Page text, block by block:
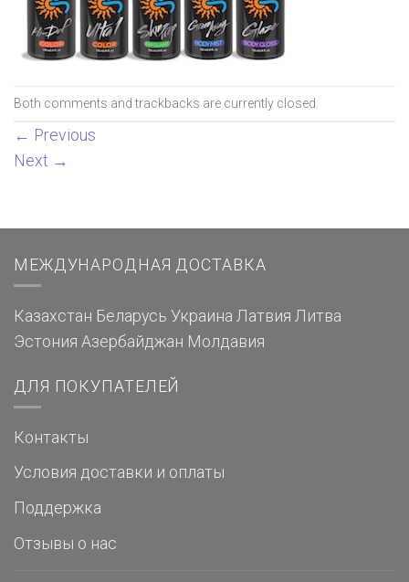
Both comments and trackbacks are currently closed.
← Previous
Next →
МЕЖДУНАРОДНАЯ ДОСТАВКА
Казахстан Беларусь Украина Латвия Литва
Эстония Азербайджан Молдавия
ДЛЯ ПОКУПАТЕЛЕЙ
Контакты
Условия доставки и оплаты
Поддержка
Отзывы о нас